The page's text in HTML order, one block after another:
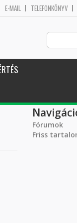
E-MAIL TELEFONKÖNYV
Fórumok
Friss